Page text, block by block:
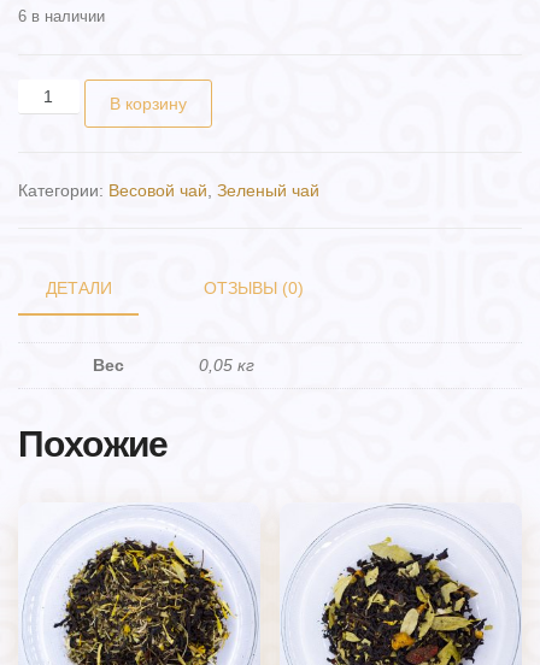
6 в наличии
Количество товара Чай "Зеленый с манго" ( 50 гр.)
В корзину
Категории: Весовой чай Зеленый чай
ДЕТАЛИ ОТЗЫВЫ (0)
Вес 0,05 кг
Похожие